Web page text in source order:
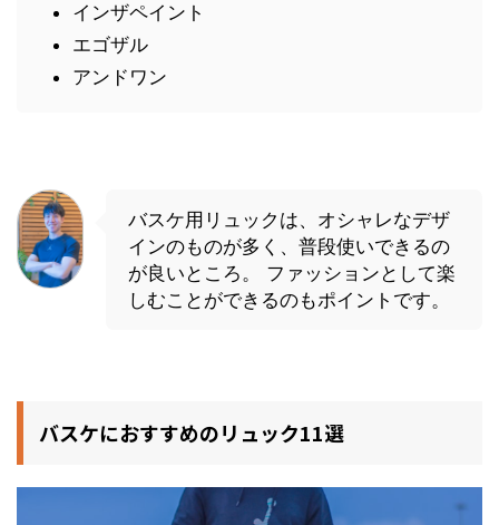
インザペイント
エゴザル
アンドワン
バスケ用リュックは、オシャレなデザ
インのものが多く、普段使いできるの
が良いところ。 ファッションとして楽
しむことができるのもポイントです。
バスケにおすすめのリュック11選